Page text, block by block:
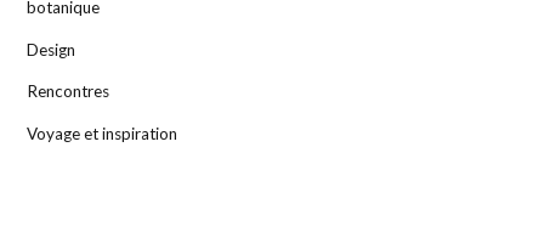
botanique
Design
Rencontres
Voyage et inspiration